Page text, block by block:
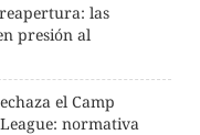
las
presión al
el Camp
normativa